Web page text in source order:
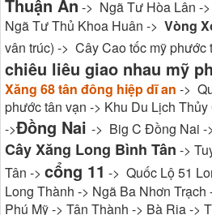
Thuận An -> Ngã Tư Hòa Lân ->
Ngã Tư Thủ Khoa Huân -> Vòng
vân trúc) -> Cây Cao tốc mỹ phước
chiêu liêu giao nhau mỹ
Xăng 68 tân đông hiệp dĩ an ->
phước tân vạn -> Khu Du Lịch
->Đồng Nai -> Big C Đồng Nai -
Cây Xăng Long Bình Tân ->
Tân -> cổng 11 -> Quốc Lộ 51
Long Thành -> Ngã Ba Nhơn Trạch
Phú Mỹ -> Tân Thành -> Bà Rịa ->